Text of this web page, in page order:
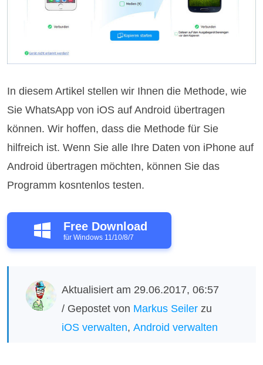
In diesem Artikel stellen wir Ihnen die Methode, wie
Sie WhatsApp von iOS auf Android übertragen
können. Wir hoffen, dass die Methode für Sie
hilfreich ist. Wenn Sie alle Ihre Daten von iPhone auf
Android übertragen möchten, können Sie das
Programm kosntenlos testen.
Free Download
für Windows 11/10/8/7
Aktualisiert am 29.06.2017, 06:57
/ Gepostet von Markus Seiler zu
iOS verwalten,Android verwalten